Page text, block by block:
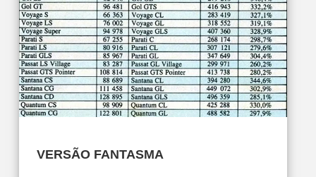
VERSÃO FANTASMA